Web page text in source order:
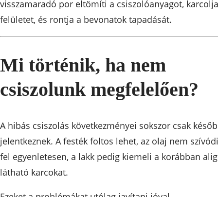
visszamaradó por eltömíti a csiszolóanyagot,
felületet, és rontja a bevonatok tapadását.
Mi történik, ha nem
csiszolunk megfelelően?
A hibás csiszolás következményei sokszor csak
jelentkeznek. A festék foltos lehet, az olaj nem
fel egyenletesen, a lakk pedig kiemeli a korábban alig
látható karcokat.